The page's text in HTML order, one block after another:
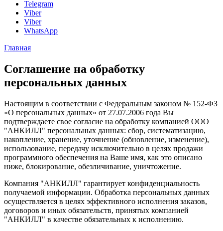
Telegram
Viber
Viber
WhatsApp
Главная
Соглашение на обработку
персональных данных
Настоящим в соответствии с Федеральным законом № 152-ФЗ
«О персональных данных» от 27.07.2006 года Вы
подтверждаете свое согласие на обработку компанией ООО
"АНКИЛЛ" персональных данных: сбор, систематизацию,
накопление, хранение, уточнение (обновление, изменение),
использование, передачу исключительно в целях продажи
программного обеспечения на Ваше имя, как это описано
ниже, блокирование, обезличивание, уничтожение.
Компания "АНКИЛЛ" гарантирует конфиденциальность
получаемой информации. Обработка персональных данных
осуществляется в целях эффективного исполнения заказов,
договоров и иных обязательств, принятых компанией
"АНКИЛЛ" в качестве обязательных к исполнению.